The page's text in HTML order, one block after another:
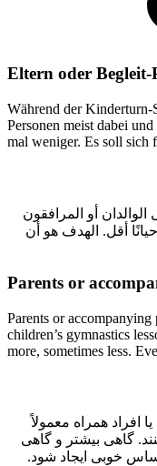
Eltern oder Begleit-
Während der Kinderturn-
Personen meist dabei
mal weniger. Es soll sich
الوالدان أو المرافقون
أقل. الهدف هو أن
Parents or
Parents or accompanying
children’s gymnastics
more, sometimes less.
افراد همراه معمولاً
گاهی بیشتر و گاهی
خوبی ایجاد شود.